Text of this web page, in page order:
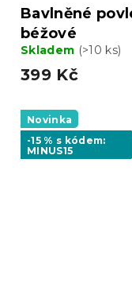
Bavlněné
béžové
Skladem (>10 ks)
399 Kč
Novinka
-15 % s kódem:
MINUS15